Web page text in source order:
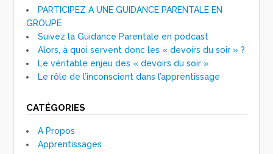
PARTICIPEZ A UNE GUIDANCE PARENTALE EN
GROUPE
Suivez la Guidance Parentale en podcast
Alors, à quoi servent donc les « devoirs du soir » ?
Le véritable enjeu des « devoirs du soir »
Le rôle de l’inconscient dans l’apprentissage
CATÉGORIES
A Propos
Apprentissages